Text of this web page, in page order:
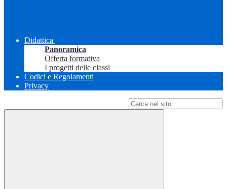
Didattica
Panoramica
Offerta formativa
I progetti delle classi
Codici e Regolamenti
Privacy